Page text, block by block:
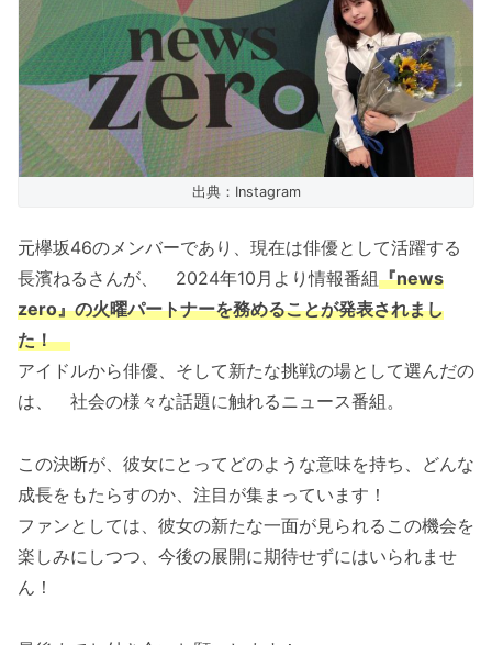
出典：Instagram
元欅坂46のメンバーであり、現在は俳優として活躍する
長濱ねるさんが、 2024年10月より情報番組『news
zero』の火曜パートナーを務めることが発表されまし
た！
アイドルから俳優、そして新たな挑戦の場として選んだの
は、 社会の様々な話題に触れるニュース番組。
この決断が、彼女にとってどのような意味を持ち、どんな
成長をもたらすのか、注目が集まっています！
ファンとしては、彼女の新たな一面が見られるこの機会を
楽しみにしつつ、今後の展開に期待せずにはいられませ
ん！